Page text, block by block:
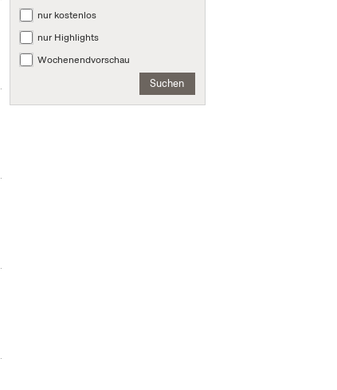
nur kostenlos
nur Highlights
Wochenendvorschau
Suchen